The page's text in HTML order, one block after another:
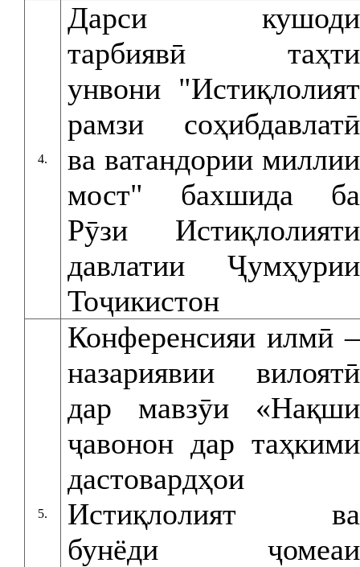
4.
Дарси кушоди
тарбиявӣ таҳти
унвони "Истиқлолият
рамзи соҳибдавлатӣ
ва ватандории миллии
мост" бахшида ба
Рӯзи Истиқлолияти
давлатии Ҷумҳурии
Тоҷикистон
5.
Конференсияи илмӣ –
назариявии вилоятӣ
дар мавзӯи «Нақши
ҷавонон дар таҳкими
дастовардҳои
Истиқлолият ва
бунёди ҷомеаи